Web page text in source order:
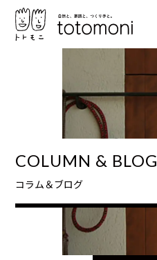
COLUMN & BLOG
コラム＆ブログ